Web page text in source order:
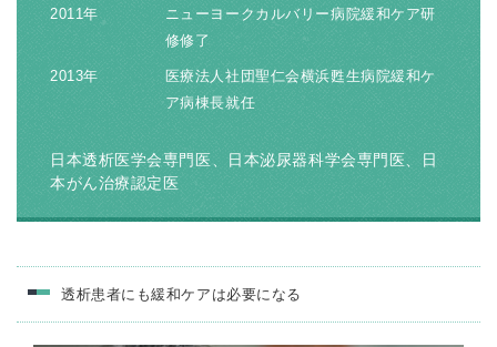
医師の求人・転職Q&A
知りたい・聞きたい
医師の転職マニュアル
医師に役立つ取材記事
2011年
ニューヨークカルバリー病院緩和ケア研
修修了
2013年
医療法人社団聖仁会横浜甦生病院緩和ケ
ア病棟長就任
日本透析医学会専門医、日本泌尿器科学会専門医、日
本がん治療認定医
透析患者にも緩和ケアは必要になる